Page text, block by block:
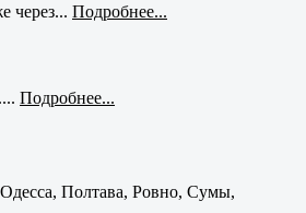
через... Подробнее...
Подробнее...
Полтава, Ровно, Сумы,